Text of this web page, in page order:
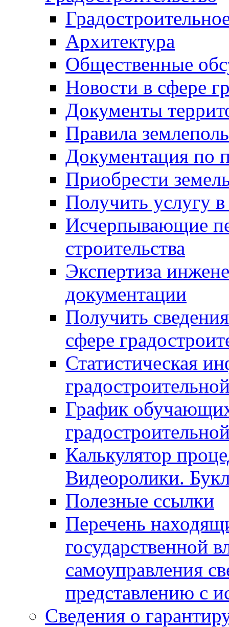
Архитектура
Общественные
Новости в сфере
Документы
Правила
Документация по
Приобрести
Получить услугу в
Исчерпывающие
строительства
Экспертиза
документации
Получить
сфере
Статистическая
График
Калькулятор
Видеоролики.
Полезные ссылки
Перечень
государственной
самоуправления
представлению с
Сведения о